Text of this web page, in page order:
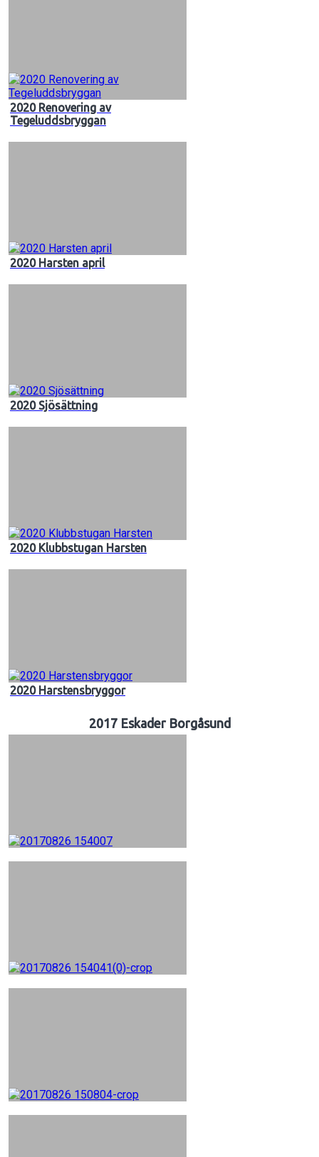
2020 Renovering av
Tegeluddsbryggan
2020 Harsten april
2020 Sjösättning
2020 Klubbstugan Harsten
2020 Harstensbryggor
2017 Eskader Borgåsund